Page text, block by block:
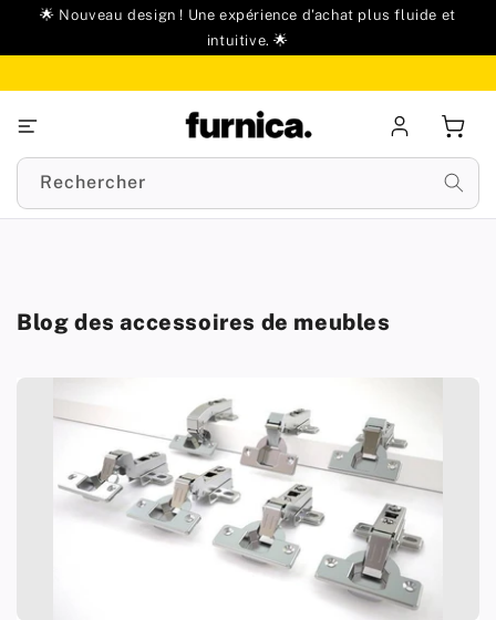
🌟 Nouveau design ! Une expérience d'achat plus fluide et
intuitive. 🌟
connecter
Rechercher
Blog des accessoires de meubles